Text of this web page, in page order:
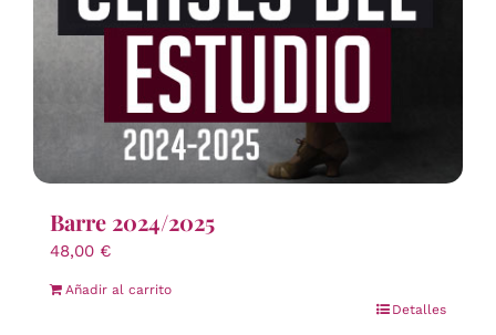
Barre 2024/2025
48,00 €
Añadir al carrito
Detalles